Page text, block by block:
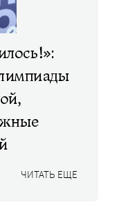
ЧИТАТЬ ЕЩЕ